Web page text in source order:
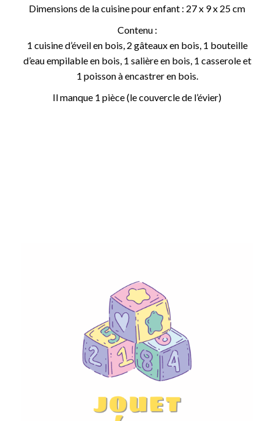
Dimensions de la cuisine pour enfant : 27 x 9 x 25 cm
Contenu :
1 cuisine d’éveil en bois, 2 gâteaux en bois, 1 bouteille
d’eau empilable en bois, 1 salière en bois, 1 casserole et
1 poisson à encastrer en bois.
Il manque 1 pièce (le couvercle de l’évier)